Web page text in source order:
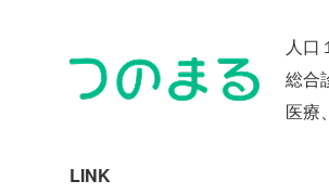
人口
総合
医療
LINK